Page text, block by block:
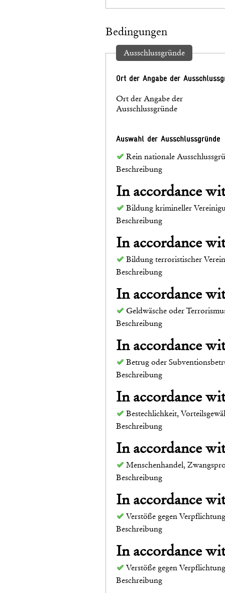
Bedingungen
Ausschlussgründe
Ort der Angabe der
Ort der Angabe der
Ausschlussgründe
Auswahl der Ausschlussgründe
Rein nationale
Beschreibung
In accordance
Bildung krimineller
Beschreibung
In accordance
Bildung terroristischer
Beschreibung
In accordance
Geldwäsche oder
Beschreibung
In accordance
Betrug oder
Beschreibung
In accordance
Bestechlichkeit,
Beschreibung
In accordance
Menschenhandel,
Beschreibung
In accordance
Verstöße gegen
Beschreibung
In accordance
Verstöße gegen
Beschreibung